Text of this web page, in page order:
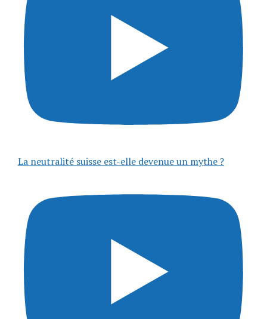
La neutralité suisse est-elle devenue un mythe ?